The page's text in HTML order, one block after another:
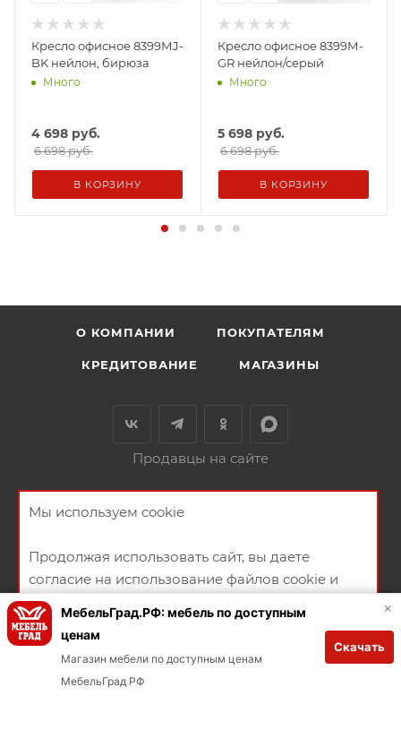
Кресло офисное 8399МJ-
BK нейлон, бирюза
Много
4 698 руб.
6 698 руб.
В КОРЗИНУ
Кресло офисное 8399М-
GR нейлон/серый
Много
5 698 руб.
6 698 руб.
В КОРЗИНУ
О КОМПАНИИ ПОКУПАТЕЛЯМ
КРЕДИТОВАНИЕ МАГАЗИНЫ
Продавцы на сайте
НАПИСАТЬ СООБЩЕНИЕ
СОГЛАСИЕ НА ПОЛУЧЕНИЕ РЕКЛАМНО-ИНФОРМАЦИОННЫХ
Заказывай через мобильное приложение
Мы используем cookie
Продолжая использовать сайт, вы даете
согласие на использование файлов cookie и
политикой конфиденциальности
ХОРОШО
×
МебельГрад.РФ: мебель по доступным
ценам
Магазин мебели по доступным ценам
МебельГрад РФ
Скачать